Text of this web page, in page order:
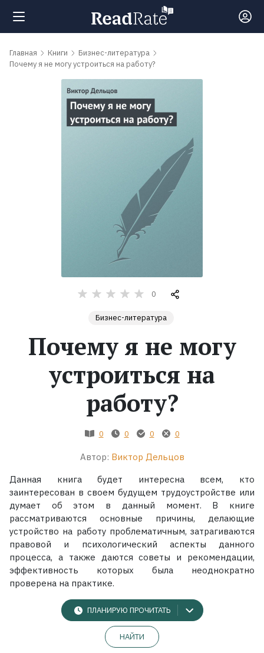
Поиск
Экранизации
Коллекции
Главная Книги
Бизнес-литература
Почему я не могу устроиться на работу?
0
Бизнес-литература
Почему я не могу
устроиться на
работу?
0 0 0 0
Автор: Виктор Дельцов
Данная книга будет интересна всем, кто
заинтересован в своем будущем трудоустройстве или
думает об этом в данный момент. В книге
рассматриваются основные причины, делающие
устройство на работу проблематичным, затрагиваются
правовой и психологический аспекты данного
процесса, а также даются советы и рекомендации,
эффективность которых была неоднократно
проверена на практике.
ПЛАНИРУЮ ПРОЧИТАТЬ
НАЙТИ